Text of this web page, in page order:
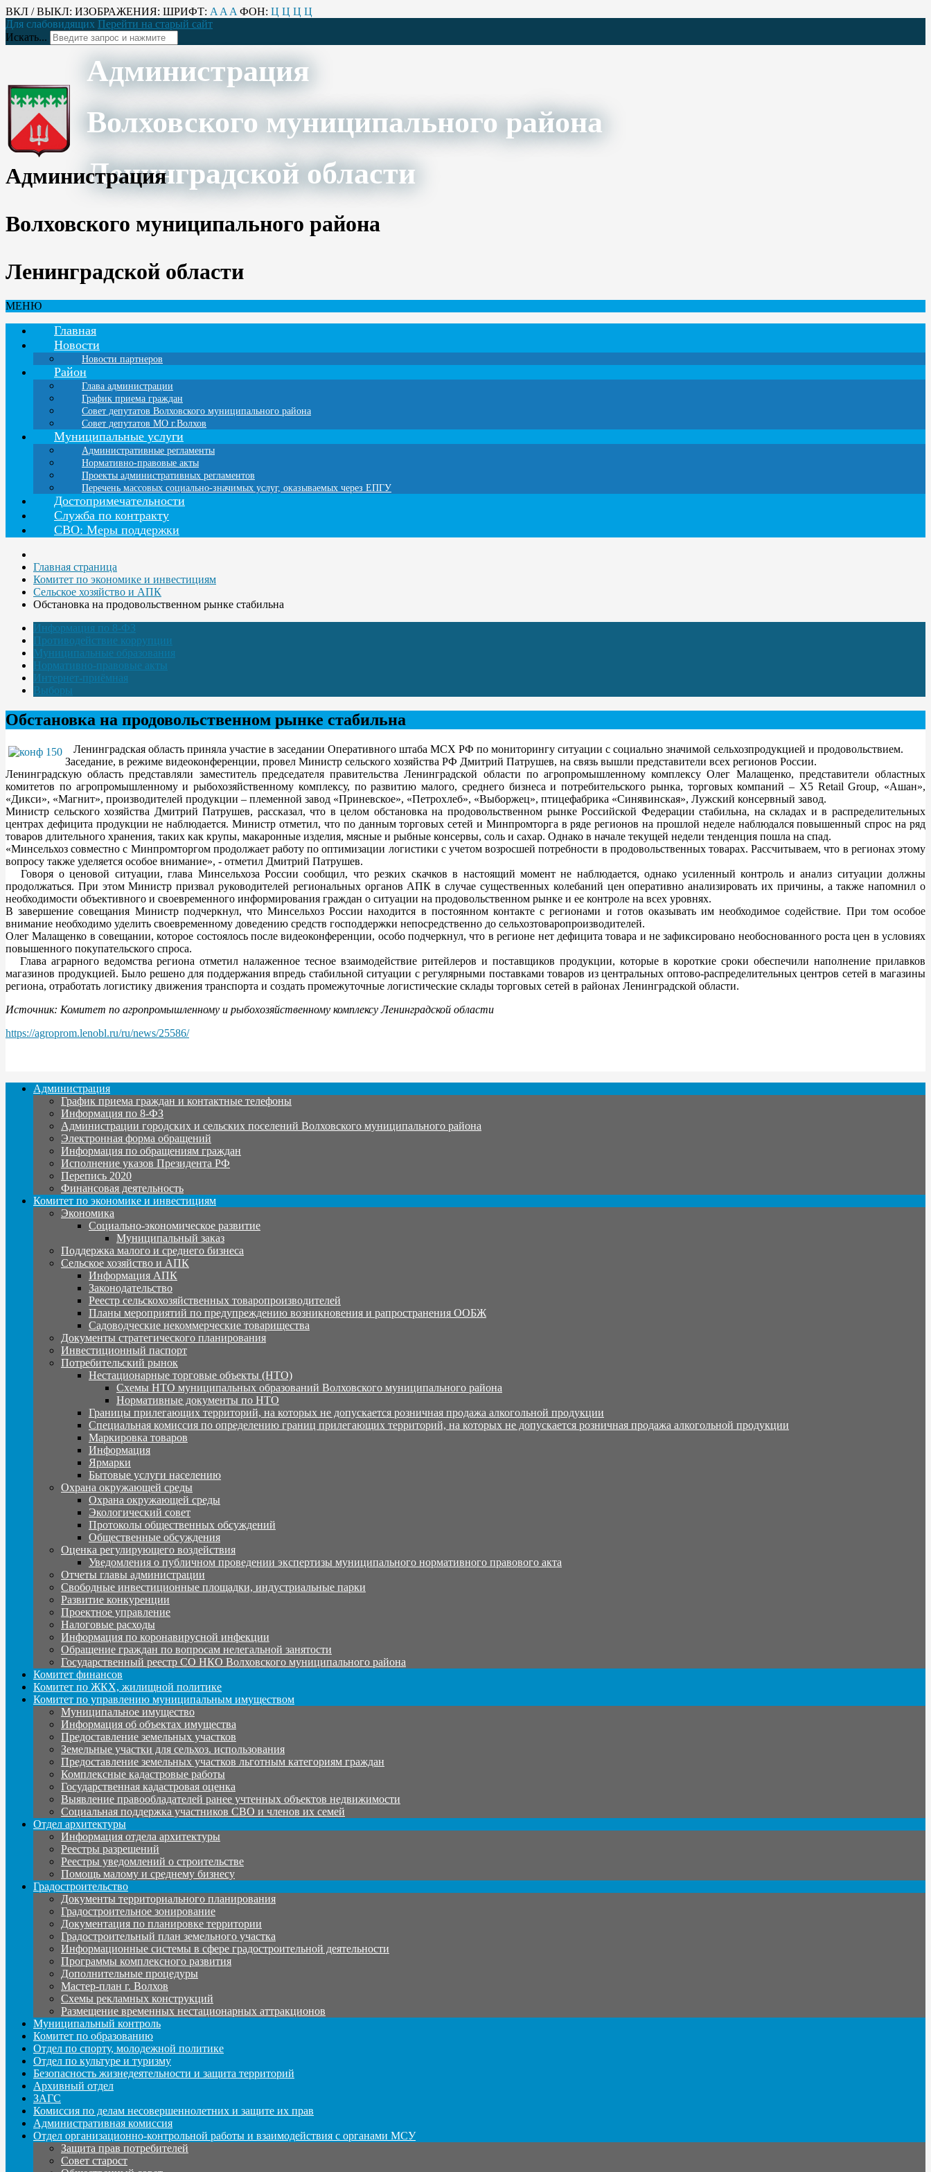
ВКЛ / ВЫКЛ: ИЗОБРАЖЕНИЯ: ШРИФТ: A A A ФОН: Ц Ц Ц Ц
Для слабовидящих Перейти на старый сайт
Искать...
Администрация
Волховского муниципального района
Ленинградской области
Администрация
Волховского муниципального района
Ленинградской области
МЕНЮ
Главная
Новости
Новости партнеров
Район
Глава администрации
График приема граждан
Совет депутатов Волховского муниципального района
Совет депутатов МО г.Волхов
Муниципальные услуги
Административные регламенты
Нормативно-правовые акты
Проекты административных регламентов
Перечень массовых социально-значимых услуг, оказываемых через ЕПГУ
Достопримечательности
Служба по контракту
СВО: Меры поддержки
Главная страница
Комитет по экономике и инвестициям
Сельское хозяйство и АПК
Обстановка на продовольственном рынке стабильна
Информация по 8-ФЗ
Противодействие коррупции
Муниципальные образования
Нормативно-правовые акты
Интернет-приёмная
Выборы
Обстановка на продовольственном рынке стабильна
Ленинградская область приняла участие в заседании Оперативного штаба МСХ РФ по мониторингу ситуации с социально значимой сельхозпродукцией и продовольствием.
Заседание, в режиме видеоконференции, провел Министр сельского хозяйства РФ Дмитрий Патрушев, на связь вышли представители всех регионов России.
Ленинградскую область представляли заместитель председателя правительства Ленинградской области по агропромышленному комплексу Олег Малащенко, представители областных
комитетов по агропромышленному и рыбохозяйственному комплексу, по развитию малого, среднего бизнеса и потребительского рынка, торговых компаний – X5 Retail Group, «Ашан»,
«Дикси», «Магнит», производителей продукции – племенной завод «Приневское», «Петрохлеб», «Выборжец», птицефабрика «Синявинская», Лужский консервный завод.
Министр сельского хозяйства Дмитрий Патрушев, рассказал, что в целом обстановка на продовольственном рынке Российской Федерации стабильна, на складах и в распределительных
центрах дефицита продукции не наблюдается. Министр отметил, что по данным торговых сетей и Минпромторга в ряде регионов на прошлой неделе наблюдался повышенный спрос на ряд
товаров длительного хранения, таких как крупы, макаронные изделия, мясные и рыбные консервы, соль и сахар. Однако в начале текущей недели тенденция пошла на спад.
«Минсельхоз совместно с Минпромторгом продолжает работу по оптимизации логистики с учетом возросшей потребности в продовольственных товарах. Рассчитываем, что в регионах этому
вопросу также уделяется особое внимание», - отметил Дмитрий Патрушев.
Говоря о ценовой ситуации, глава Минсельхоза России сообщил, что резких скачков в настоящий момент не наблюдается, однако усиленный контроль и анализ ситуации должны
продолжаться. При этом Министр призвал руководителей региональных органов АПК в случае существенных колебаний цен оперативно анализировать их причины, а также напомнил о
необходимости объективного и своевременного информирования граждан о ситуации на продовольственном рынке и ее контроле на всех уровнях.
В завершение совещания Министр подчеркнул, что Минсельхоз России находится в постоянном контакте с регионами и готов оказывать им необходимое содействие. При том особое
внимание необходимо уделить своевременному доведению средств господдержки непосредственно до сельхозтоваропроизводителей.
Олег Малащенко в совещании, которое состоялось после видеоконференции, особо подчеркнул, что в регионе нет дефицита товара и не зафиксировано необоснованного роста цен в условиях
повышенного покупательского спроса.
Глава аграрного ведомства региона отметил налаженное тесное взаимодействие ритейлеров и поставщиков продукции, которые в короткие сроки обеспечили наполнение прилавков
магазинов продукцией. Было решено для поддержания впредь стабильной ситуации с регулярными поставками товаров из центральных оптово-распределительных центров сетей в магазины
региона, отработать логистику движения транспорта и создать промежуточные логистические склады торговых сетей в районах Ленинградской области.
Источник: Комитет по агропромышленному и рыбохозяйственному комплексу Ленинградской области
https://agroprom.lenobl.ru/ru/news/25586/
Администрация
График приема граждан и контактные телефоны
Информация по 8-ФЗ
Администрации городских и сельских поселений Волховского муниципального района
Электронная форма обращений
Информация по обращениям граждан
Исполнение указов Президента РФ
Перепись 2020
Финансовая деятельность
Комитет по экономике и инвестициям
Экономика
Социально-экономическое развитие
Муниципальный заказ
Поддержка малого и среднего бизнеса
Сельское хозяйство и АПК
Информация АПК
Законодательство
Реестр сельскохозяйственных товаропроизводителей
Планы мероприятий по предупреждению возникновения и рапространения ООБЖ
Садоводческие некоммерческие товарищества
Документы стратегического планирования
Инвестиционный паспорт
Потребительский рынок
Нестационарные торговые объекты (НТО)
Схемы НТО муниципальных образований Волховского муниципального района
Нормативные документы по НТО
Границы прилегающих территорий, на которых не допускается розничная продажа алкогольной продукции
Специальная комиссия по определению границ прилегающих территорий, на которых не допускается розничная продажа алкогольной продукции
Маркировка товаров
Информация
Ярмарки
Бытовые услуги населению
Охрана окружающей среды
Охрана окружающей среды
Экологический совет
Протоколы общественных обсуждений
Общественные обсуждения
Оценка регулирующего воздействия
Уведомления о публичном проведении экспертизы муниципального нормативного правового акта
Отчеты главы администрации
Свободные инвестиционные площадки, индустриальные парки
Развитие конкуренции
Проектное управление
Налоговые расходы
Информация по коронавирусной инфекции
Обращение граждан по вопросам нелегальной занятости
Государственный реестр СО НКО Волховского муниципального района
Комитет финансов
Комитет по ЖКХ, жилищной политике
Комитет по управлению муниципальным имуществом
Муниципальное имущество
Информация об объектах имущества
Предоставление земельных участков
Земельные участки для сельхоз. использования
Предоставление земельных участков льготным категориям граждан
Комплексные кадастровые работы
Государственная кадастровая оценка
Выявление правообладателей ранее учтенных объектов недвижимости
Социальная поддержка участников СВО и членов их семей
Отдел архитектуры
Информация отдела архитектуры
Реестры разрешений
Реестры уведомлений о строительстве
Помощь малому и среднему бизнесу
Градостроительство
Документы территориального планирования
Градостроительное зонирование
Документация по планировке территории
Градостроительный план земельного участка
Информационные системы в сфере градостроительной деятельности
Программы комплексного развития
Дополнительные процедуры
Мастер-план г. Волхов
Схемы рекламных конструкций
Размещение временных нестационарных аттракционов
Муниципальный контроль
Комитет по образованию
Отдел по спорту, молодежной политике
Отдел по культуре и туризму
Безопасность жизнедеятельности и защита территорий
Архивный отдел
ЗАГС
Комиссия по делам несовершеннолетних и защите их прав
Административная комиссия
Отдел организационно-контрольной работы и взаимодействия с органами МСУ
Защита прав потребителей
Совет старост